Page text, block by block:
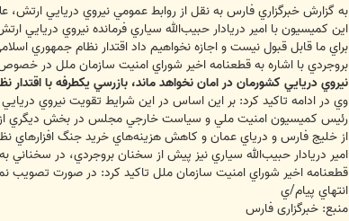
به گزارش خبرگزاري فارس به نقل از روابط عمومي نيروي دريايي
اين كميسيون با امير دريادار حبيب‌الله سياري فرمانده نيروي دريايي
براي ما قابل قبول نيست و اجازه نخواهيم داد اقتدار نظام جمهوري
بروجردي با اشاره به قطعنامه اخير شوراي امنيت سازمان ملل در
نيروي دريايي كشورمان در امان نخواهد ماند، بازرسي يكطرفه با اقتدار
وي در ادامه تاكيد كرد: بر اين اساس در اين شرايط تقويت نيروي
رئيس كميسيون امنيت ملي و سياست خارجي مجلس در بخش ديگري از
از خليج فارس و درياي عمان و كاهش هزينه‌هاي خريد جنگ افزارهاي
امير دريادار حبيب‌الله سياري نيز پيش از سخنان بروجردي، در
قطعنامه اخير شوراي امنيت سازمان ملل تاكيد كرد: در صورت تصويب
انتهاي پيام/ي
منبع: خبرگزاری فارس